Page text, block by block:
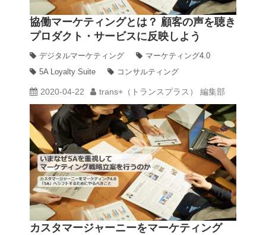
協働マーケティングとは？ 顧客の声を聴き
プロダクト・サービスに反映しよう
デジタルマーケティング
マーケティング4.0
5A Loyalty Suite
コンサルティング
2020-04-22 trans+（トランスプラス） 編集部
カスタマージャーニーをマーケティング